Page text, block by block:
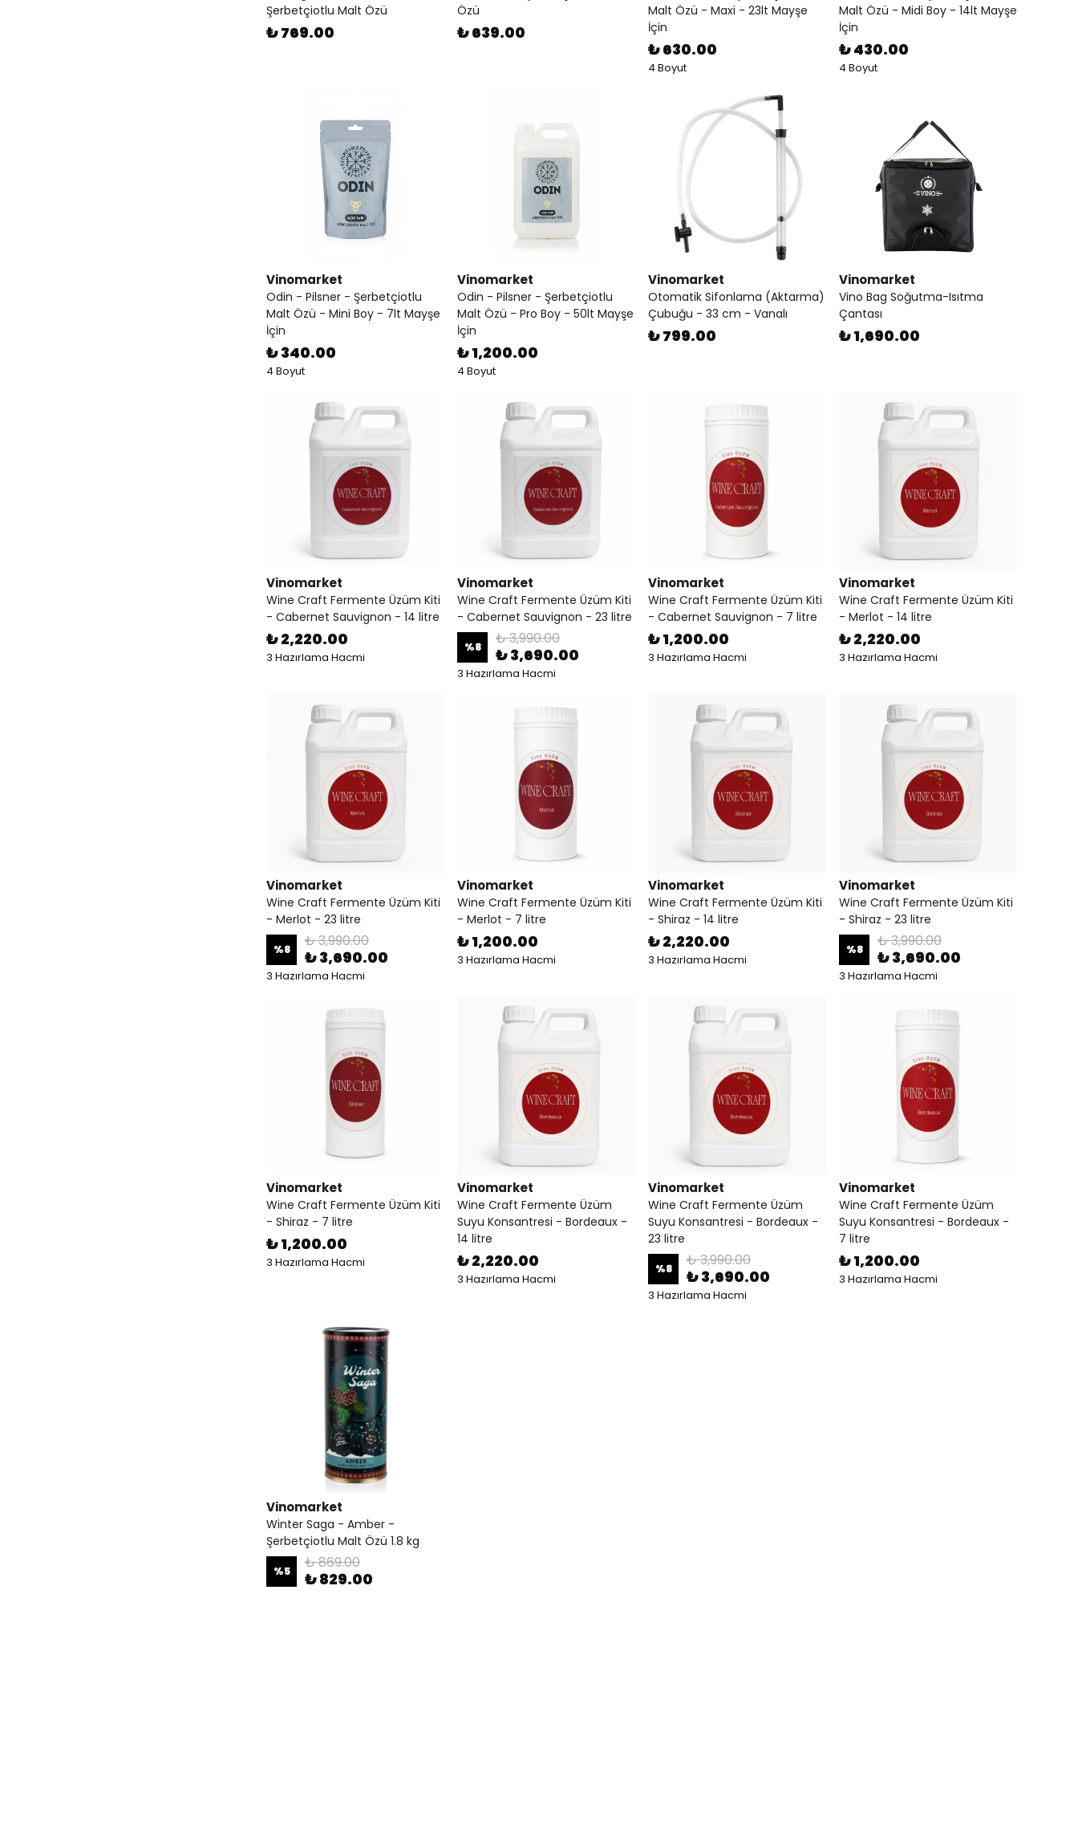
Şerbetçiotlu Malt Özü
₺ 769.00
Özü
₺ 639.00
Malt Özü - Maxi - 23lt Mayşe
İçin
₺ 630.00
4 Boyut
Malt Özü - Midi Boy - 14lt Mayşe
İçin
₺ 430.00
4 Boyut
Vinomarket
Odin - Pilsner - Şerbetçiotlu
Malt Özü - Mini Boy - 7lt Mayşe
İçin
₺ 340.00
4 Boyut
Vinomarket
Odin - Pilsner - Şerbetçiotlu
Malt Özü - Pro Boy - 50lt Mayşe
İçin
₺ 1,200.00
4 Boyut
Vinomarket
Otomatik Sifonlama (Aktarma)
Çubuğu - 33 cm - Vanalı
₺ 799.00
Vinomarket
Vino Bag Soğutma-Isıtma
Çantası
₺ 1,690.00
Vinomarket
Wine Craft Fermente Üzüm Kiti
- Cabernet Sauvignon - 14 litre
₺ 2,220.00
3 Hazırlama Hacmi
Vinomarket
Wine Craft Fermente Üzüm Kiti
- Cabernet Sauvignon - 23 litre
%8 ₺ 3,990.00
₺ 3,690.00
3 Hazırlama Hacmi
Vinomarket
Wine Craft Fermente Üzüm Kiti
- Cabernet Sauvignon - 7 litre
₺ 1,200.00
3 Hazırlama Hacmi
Vinomarket
Wine Craft Fermente Üzüm Kiti
- Merlot - 14 litre
₺ 2,220.00
3 Hazırlama Hacmi
Vinomarket
Wine Craft Fermente Üzüm Kiti
- Merlot - 23 litre
%8 ₺ 3,990.00
₺ 3,690.00
3 Hazırlama Hacmi
Vinomarket
Wine Craft Fermente Üzüm Kiti
- Merlot - 7 litre
₺ 1,200.00
3 Hazırlama Hacmi
Vinomarket
Wine Craft Fermente Üzüm Kiti
- Shiraz - 14 litre
₺ 2,220.00
3 Hazırlama Hacmi
Vinomarket
Wine Craft Fermente Üzüm Kiti
- Shiraz - 23 litre
%8 ₺ 3,990.00
₺ 3,690.00
3 Hazırlama Hacmi
Vinomarket
Wine Craft Fermente Üzüm Kiti
- Shiraz - 7 litre
₺ 1,200.00
3 Hazırlama Hacmi
Vinomarket
Wine Craft Fermente Üzüm
Suyu Konsantresi - Bordeaux -
14 litre
₺ 2,220.00
3 Hazırlama Hacmi
Vinomarket
Wine Craft Fermente Üzüm
Suyu Konsantresi - Bordeaux -
23 litre
%8 ₺ 3,990.00
₺ 3,690.00
3 Hazırlama Hacmi
Vinomarket
Wine Craft Fermente Üzüm
Suyu Konsantresi - Bordeaux -
7 litre
₺ 1,200.00
3 Hazırlama Hacmi
Vinomarket
Winter Saga - Amber -
Şerbetçiotlu Malt Özü 1.8 kg
%5 ₺ 869.00
₺ 829.00